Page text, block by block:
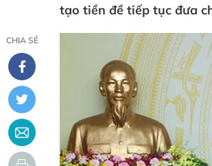
tạo tiền đề tiếp tục đưa
CHIA SẺ